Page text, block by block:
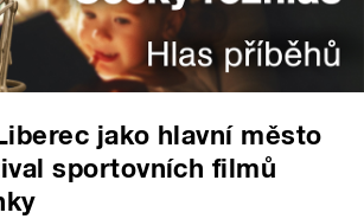
jako hlavní město
sportovních filmů